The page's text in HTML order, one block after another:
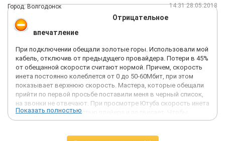
Город: Волгодонск 14:31 28.05.2018
Отрицательное
впечатление
При подключении обещали золотые горы. Использовали мой
кабель, отключив от предыдущего провайдера. Потери в 45%
от обещанной скорости считают нормой. Причем, скорость
инета постоянно колеблется от 0 до 50-60Мбит, при этом
показывает верхнюю скорость. Мастера, которые обещали
прийти по первой просьбе поставили меня в черный список,
на звонки не отвечают. При просмотре Ютуба скорость инета
не успевает за скоростью плейера и подвисает. Чтобы
составить заявку тратил более часа. Т.е. я был должен
раз мерять скорость,делать скрины, отсылать скрины,
Показать полностью